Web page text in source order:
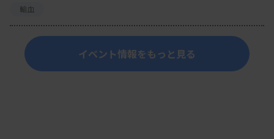
輸血
イベント情報をもっと見る